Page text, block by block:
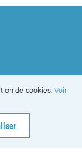
de cookies.Voir